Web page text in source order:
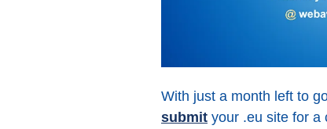
With just a month left to
submit your .eu site for a